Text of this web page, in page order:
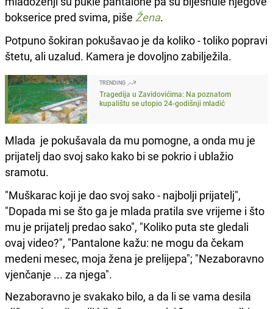
bokserice pred svima, piše Žena.
Potpuno šokiran pokušavao je da koliko - toliko popravi
štetu, ali uzalud. Kamera je dovoljno zabilježila.
TRENDING
Tragedija u Zavidovićima: Na poznatom
kupalištu se utopio 24-godišnji mladić
Mlada je pokušavala da mu pomogne, a onda mu je
prijatelj dao svoj sako kako bi se pokrio i ublažio
sramotu.
"Muškarac koji je dao svoj sako - najbolji prijatelj",
"Dopada mi se što ga je mlada pratila sve vrijeme i što
mu je prijatelj predao sako", "Koliko puta ste gledali
ovaj video?", "Pantalone kažu: ne mogu da čekam
medeni mesec, moja žena je prelijepa"; "Nezaboravno
vjenčanje ... za njega".
Nezaboravno je svakako bilo, a da li se vama desila